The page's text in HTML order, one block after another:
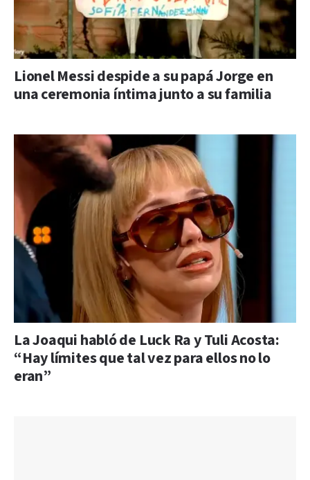
Lionel Messi despide a su papá Jorge en
una ceremonia íntima junto a su familia
La Joaqui habló de Luck Ra y Tuli Acosta:
“Hay límites que tal vez para ellos no lo
eran”